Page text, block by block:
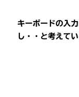
キーボードの入
し・・と考えて